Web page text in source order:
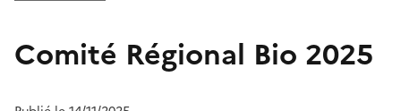
Comité Régional Bio 2025